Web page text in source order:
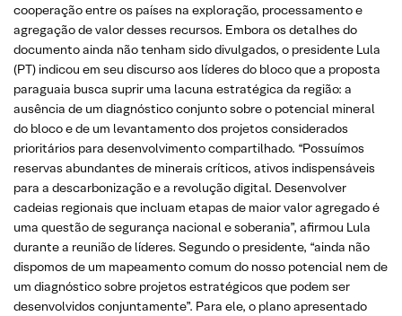
cooperação entre os países na exploração, processamento e
agregação de valor desses recursos. Embora os detalhes do
documento ainda não tenham sido divulgados, o presidente Lula
(PT) indicou em seu discurso aos líderes do bloco que a proposta
paraguaia busca suprir uma lacuna estratégica da região: a
ausência de um diagnóstico conjunto sobre o potencial mineral
do bloco e de um levantamento dos projetos considerados
prioritários para desenvolvimento compartilhado. “Possuímos
reservas abundantes de minerais críticos, ativos indispensáveis
para a descarbonização e a revolução digital. Desenvolver
cadeias regionais que incluam etapas de maior valor agregado é
uma questão de segurança nacional e soberania”, afirmou Lula
durante a reunião de líderes. Segundo o presidente, “ainda não
dispomos de um mapeamento comum do nosso potencial nem de
um diagnóstico sobre projetos estratégicos que podem ser
desenvolvidos conjuntamente”. Para ele, o plano apresentado